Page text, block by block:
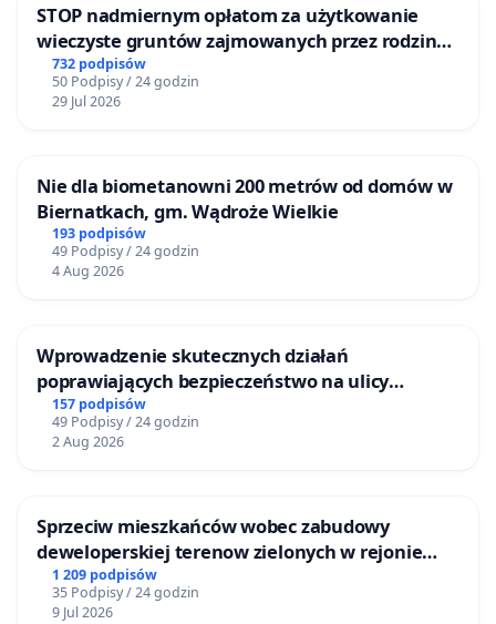
STOP nadmiernym opłatom za użytkowanie
wieczyste gruntów zajmowanych przez rodzinne
ogrody działkowe.
732 podpisów
50 Podpisy / 24 godzin
29 Jul 2026
Nie dla biometanowni 200 metrów od domów w
Biernatkach, gm. Wądroże Wielkie
193 podpisów
49 Podpisy / 24 godzin
4 Aug 2026
Wprowadzenie skutecznych działań
poprawiających bezpieczeństwo na ulicy
Żeromskiego w Otwocku
157 podpisów
49 Podpisy / 24 godzin
2 Aug 2026
Sprzeciw mieszkańców wobec zabudowy
deweloperskiej terenow zielonych w rejonie
Bulwarów Straceńskich w Bielsku-Białej
1 209 podpisów
35 Podpisy / 24 godzin
9 Jul 2026